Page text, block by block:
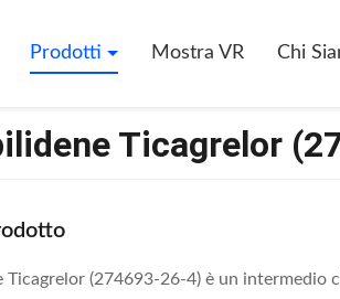
Prodotti Mostra VR Chi
Ticagrelor
Ticagrelor (274693-26-4) è un intermedio